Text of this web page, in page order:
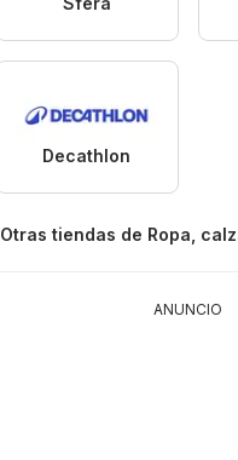
Decathlon
Otras tiendas de Ropa,
ANUNCIO